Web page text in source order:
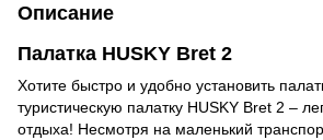
Описание
Палатка HUSKY Bret 2
Хотите быстро и удобно установить
туристическую палатку HUSKY Bret 2 –
отдыха! Несмотря на маленький